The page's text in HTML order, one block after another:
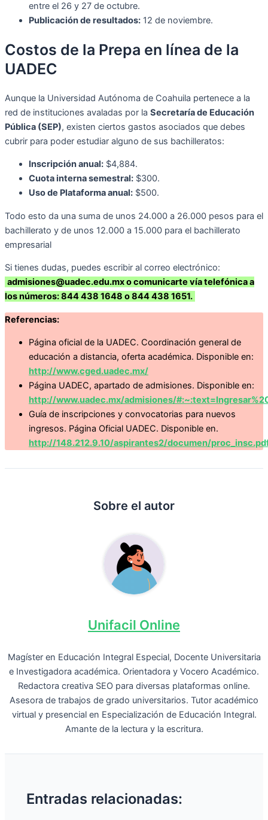
entre el 26 y 27 de octubre.
Publicación de resultados: 12 de noviembre.
Costos de la Prepa en línea de la
UADEC
Aunque la Universidad Autónoma de Coahuila pertenece a la
red de instituciones avaladas por la Secretaría de Educación
Pública (SEP), existen ciertos gastos asociados que debes
cubrir para poder estudiar alguno de sus bachilleratos:
Inscripción anual: $4,884.
Cuota interna semestral: $300.
Uso de Plataforma anual: $500.
Todo esto da una suma de unos 24.000 a 26.000 pesos para el
bachillerato y de unos 12.000 a 15.000 para el bachillerato
empresarial
Si tienes dudas, puedes escribir al correo electrónico:
admisiones@uadec.edu.mx o comunicarte vía telefónica a
los números: 844 438 1648 o 844 438 1651.
Referencias:
Página oficial de la UADEC. Coordinación general de
educación a distancia, oferta académica. Disponible en:
http://www.cged.uadec.mx/
Página UADEC, apartado de admisiones. Disponible en:
http://www.uadec.mx/admisiones/
Guía de inscripciones y convocatorias para nuevos
ingresos. Página Oficial UADEC. Disponible en.
http://148.212.9.10/aspirantes2/documen/
Sobre el autor
Unifacil Online
Magíster en Educación Integral Especial, Docente Universitaria
e Investigadora académica. Orientadora y Vocero Académico.
Redactora creativa SEO para diversas plataformas online.
Asesora de trabajos de grado universitarios. Tutor académico
virtual y presencial en Especialización de Educación Integral.
Amante de la lectura y la escritura.
Entradas relacionadas: